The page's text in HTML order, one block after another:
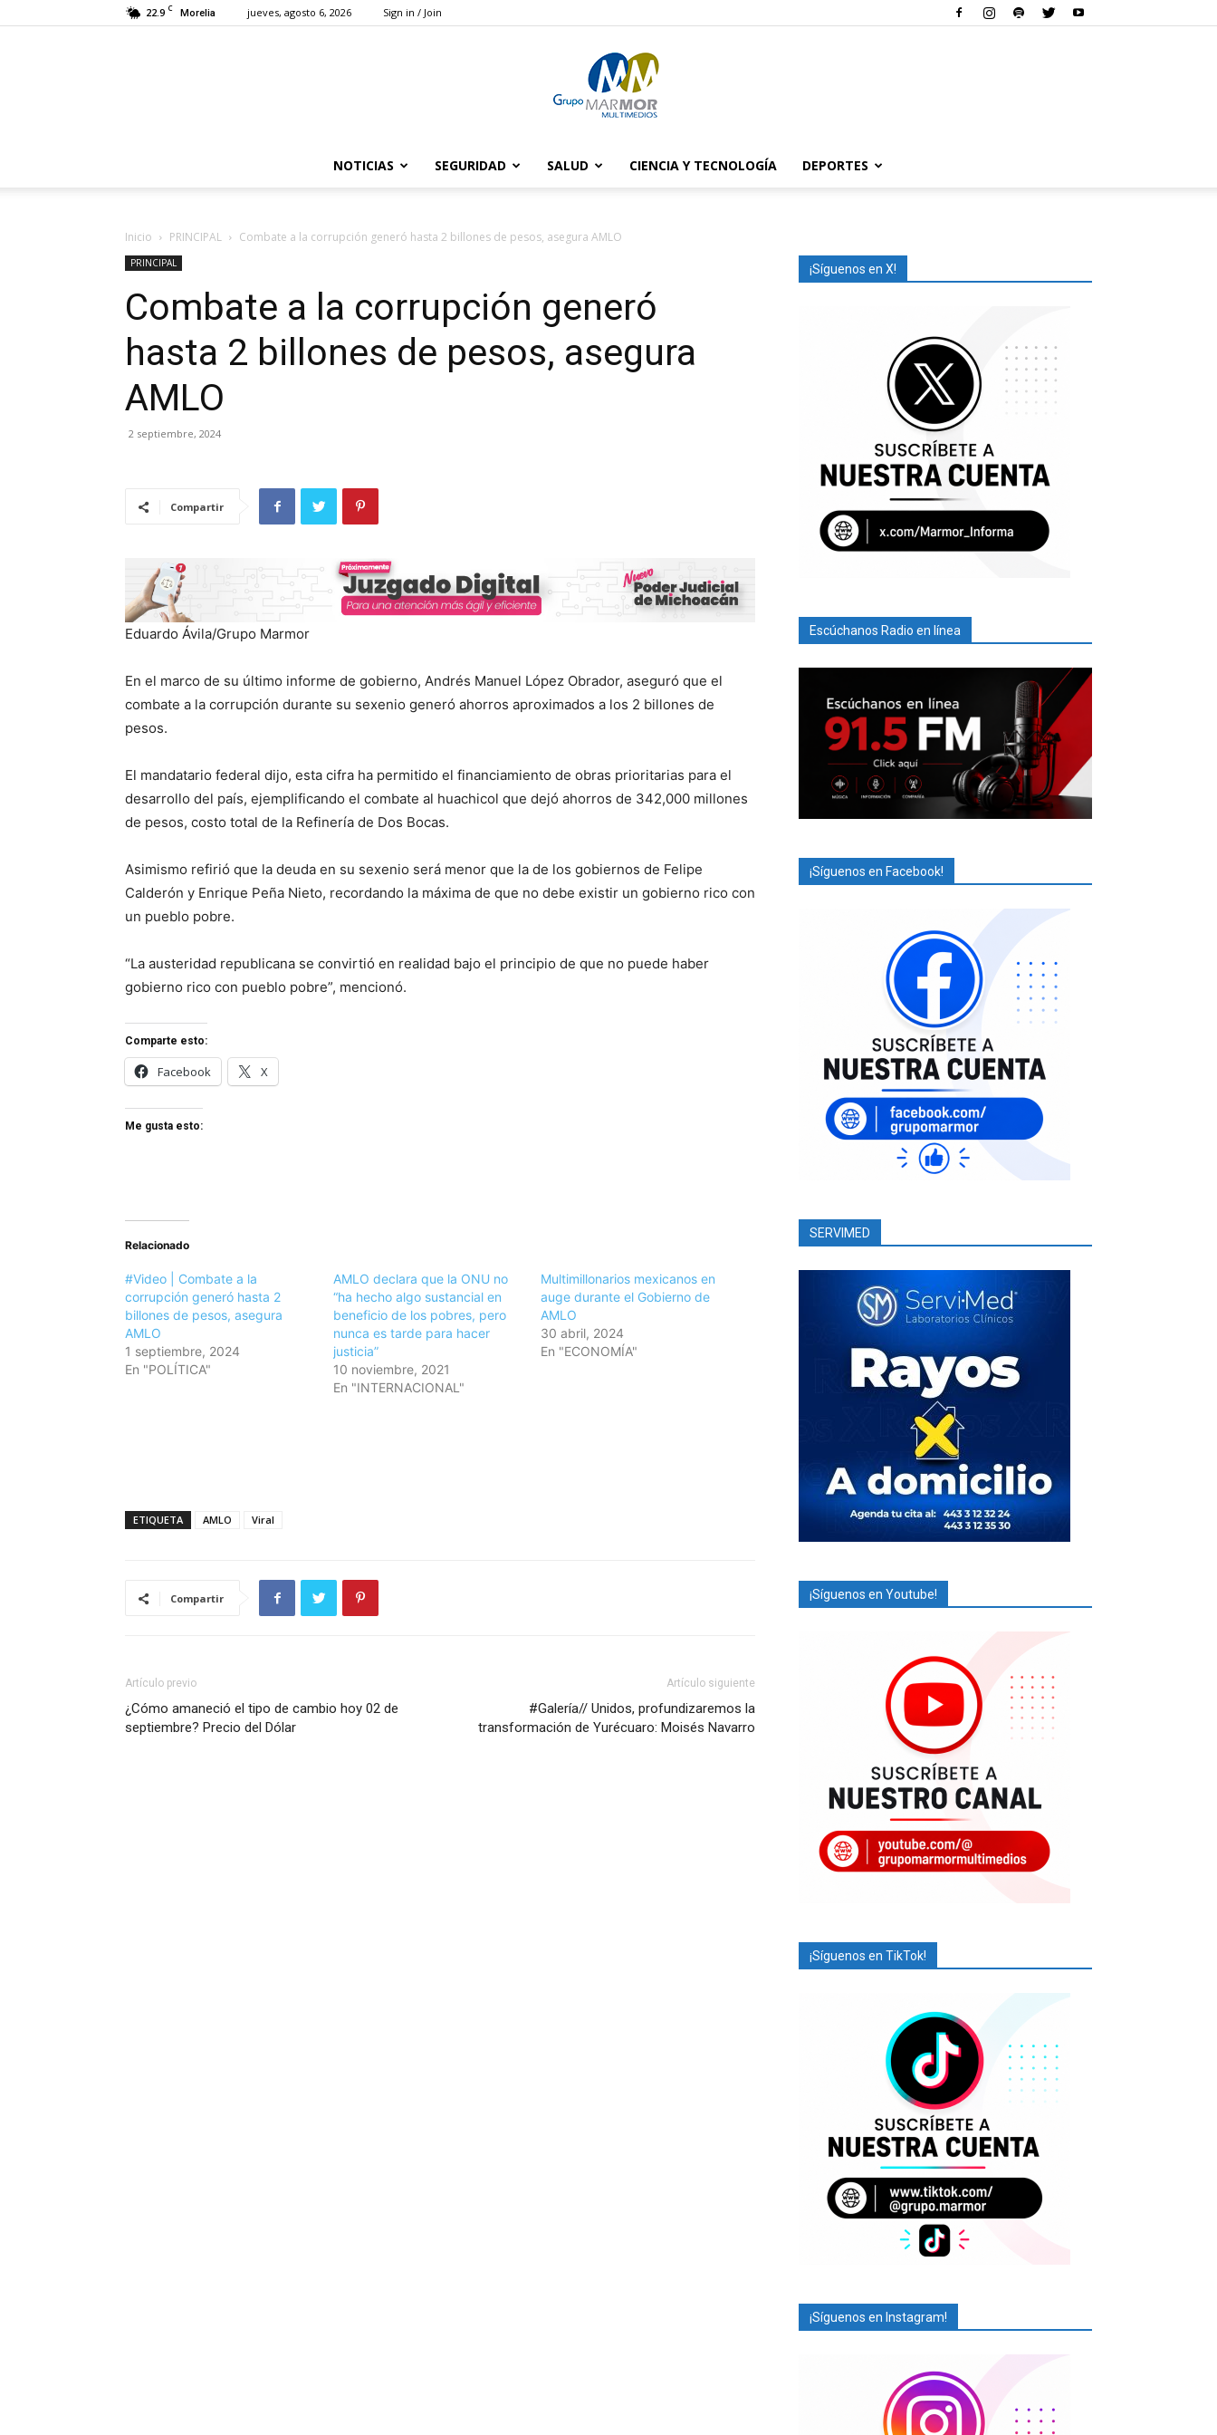
22.9 C Morelia jueves, agosto 6, 2026 Sign in / Join
Marmor
NOTICIAS SEGURIDAD SALUD CIENCIA Y TECNOLOGÍA DEPORTES
Inicio PRINCIPAL Combate a la corrupción generó hasta 2 billones de pesos, asegura AMLO
PRINCIPAL
Combate a la corrupción generó
hasta 2 billones de pesos, asegura
AMLO
2 septiembre, 2024
Compartir
Eduardo Ávila/Grupo Marmor
En el marco de su último informe de gobierno, Andrés Manuel López Obrador, aseguró que el
combate a la corrupción durante su sexenio generó ahorros aproximados a los 2 billones de
pesos.
El mandatario federal dijo, esta cifra ha permitido el financiamiento de obras prioritarias para el
desarrollo del país, ejemplificando el combate al huachicol que dejó ahorros de 342,000 millones
de pesos, costo total de la Refinería de Dos Bocas.
Asimismo refirió que la deuda en su sexenio será menor que la de los gobiernos de Felipe
Calderón y Enrique Peña Nieto, recordando la máxima de que no debe existir un gobierno rico con
un pueblo pobre.
“La austeridad republicana se convirtió en realidad bajo el principio de que no puede haber
gobierno rico con pueblo pobre”, mencionó.
Comparte esto:
Facebook X
Me gusta esto:
Relacionado
#Video | Combate a la
corrupción generó hasta 2
billones de pesos, asegura
AMLO
1 septiembre, 2024
En "POLÍTICA"
AMLO declara que la ONU no
“ha hecho algo sustancial en
beneficio de los pobres, pero
nunca es tarde para hacer
justicia”
10 noviembre, 2021
En "INTERNACIONAL"
Multimillonarios mexicanos en
auge durante el Gobierno de
AMLO
30 abril, 2024
En "ECONOMÍA"
ETIQUETA AMLO Viral
Compartir
Artículo previo
¿Cómo amaneció el tipo de cambio hoy 02 de
septiembre? Precio del Dólar
Artículo siguiente
#Galería// Unidos, profundizaremos la
transformación de Yurécuaro: Moisés Navarro
¡Síguenos en X!
Escúchanos Radio en línea
¡Síguenos en Facebook!
SERVIMED
¡Síguenos en Youtube!
¡Síguenos en TikTok!
¡Síguenos en Instagram!